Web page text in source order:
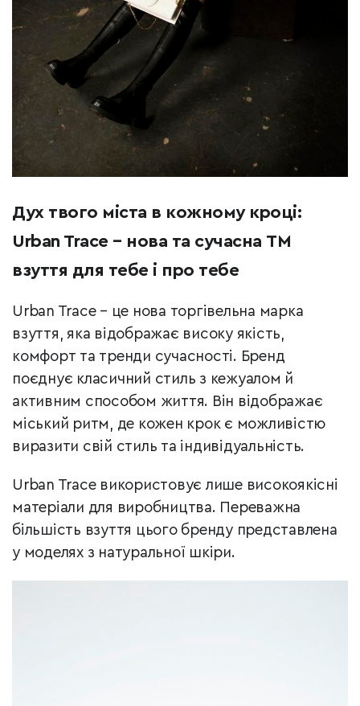
Дух твого міста в кожному кроці:
Urban Trace – нова та сучасна ТМ
взуття для тебе і про тебе
Urban Trace – це нова торгівельна марка
взуття, яка відображає високу якість,
комфорт та тренди сучасності. Бренд
поєднує класичний стиль з кежуалом й
активним способом життя. Він відображає
міський ритм, де кожен крок є можливістю
виразити свій стиль та індивідуальність.
Urban Trace використовує лише високоякісні
матеріали для виробництва. Переважна
більшість взуття цього бренду представлена
у моделях з натуральної шкіри.